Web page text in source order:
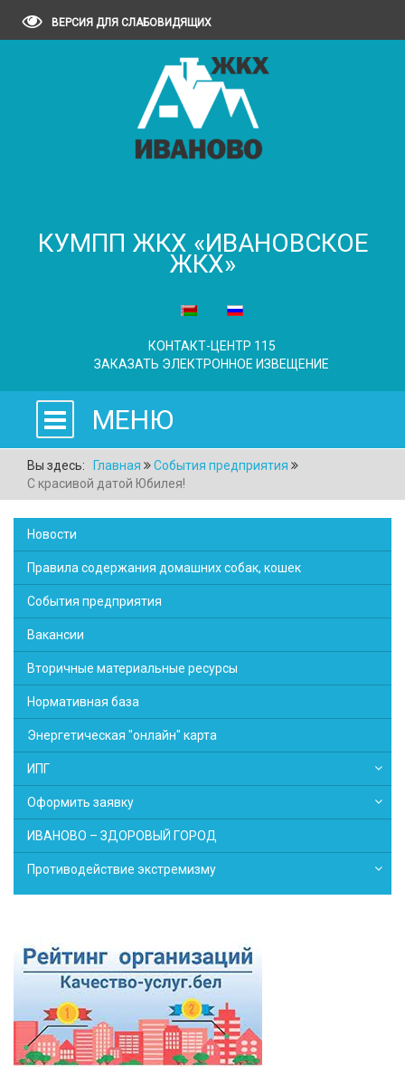
ВЕРСИЯ ДЛЯ СЛАБОВИДЯЩИХ
КУМПП ЖКХ «ИВАНОВСКОЕ
ЖКХ»
КОНТАКТ-ЦЕНТР 115
ЗАКАЗАТЬ ЭЛЕКТРОННОЕ ИЗВЕЩЕНИЕ
МЕНЮ
Вы здесь: Главная
События предприятия
С красивой датой Юбилея!
Новости
Правила содержания домашних собак, кошек
События предприятия
Вакансии
Вторичные материальные ресурсы
Нормативная база
Энергетическая "онлайн" карта
ИПГ
Оформить заявку
ИВАНОВО – ЗДОРОВЫЙ ГОРОД
Противодействие экстремизму